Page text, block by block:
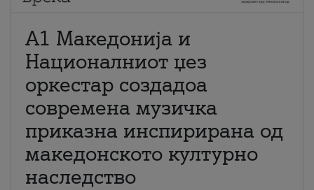
А1 Македонија и
Националниот џез
оркестар создадоа
современа музичка
приказна инспирирана од
македонското културно
наследство